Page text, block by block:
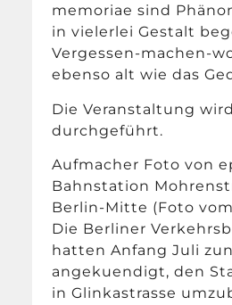
memoriae sind
in vielerlei Gestalt
Vergessen-machen-
ebenso alt wie das
Die Veranstaltung
durchgeführt.
Aufmacher Foto von
Bahnstation
Berlin-Mitte (Foto vom
Die Berliner
hatten Anfang Juli
angekuendigt, den
in Glinkastrasse